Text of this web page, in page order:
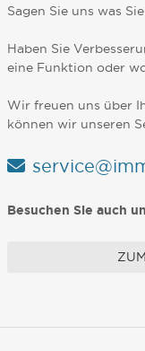
Sagen Sie uns was
Haben Sie
eine Funktion oder
Wir freuen uns über
können wir unseren
Besuchen Sie auch